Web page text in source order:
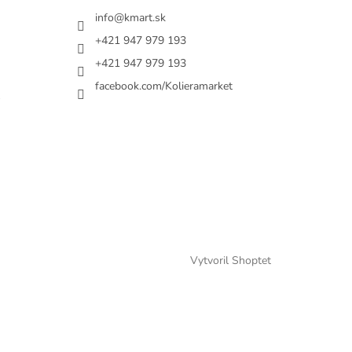
info@kmart.sk
+421 947 979 193
+421 947 979 193
facebook.com/Kolieramarket
Vytvoril Shoptet